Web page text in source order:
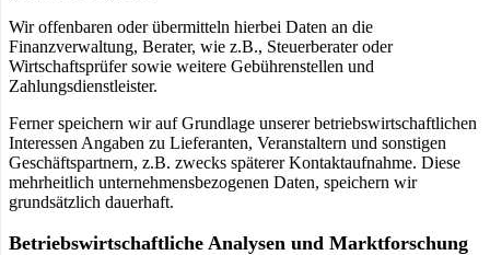
Wir offenbaren oder übermitteln hierbei Daten an die
Finanzverwaltung, Berater, wie z.B., Steuerberater oder
Wirtschaftsprüfer sowie weitere Gebührenstellen und
Zahlungsdienstleister.
Ferner speichern wir auf Grundlage unserer betriebswirtschaftlichen
Interessen Angaben zu Lieferanten, Veranstaltern und sonstigen
Geschäftspartnern, z.B. zwecks späterer Kontaktaufnahme. Diese
mehrheitlich unternehmensbezogenen Daten, speichern wir
grundsätzlich dauerhaft.
Betriebswirtschaftliche Analysen und Marktforschung